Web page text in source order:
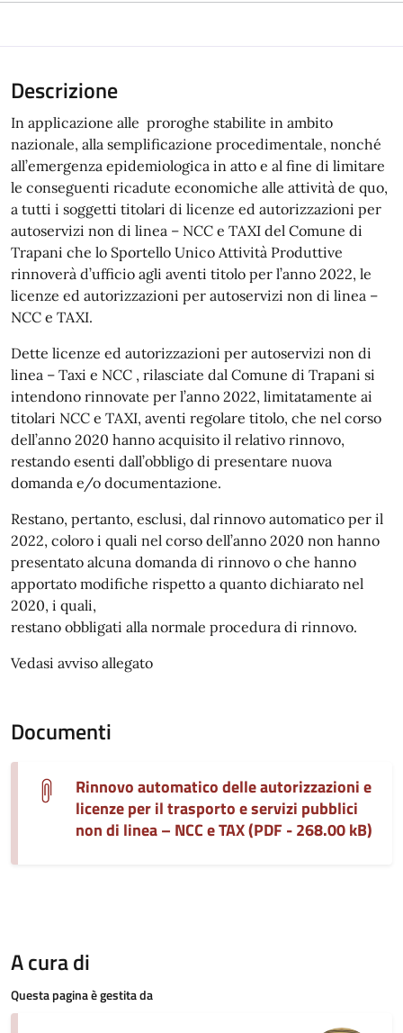
Descrizione
In applicazione alle proroghe stabilite in ambito
nazionale, alla semplificazione procedimentale, nonché
all’emergenza epidemiologica in atto e al fine di limitare
le conseguenti ricadute economiche alle attività de quo,
a tutti i soggetti titolari di licenze ed autorizzazioni per
autoservizi non di linea – NCC e TAXI del Comune di
Trapani che lo Sportello Unico Attività Produttive
rinnoverà d’ufficio agli aventi titolo per l’anno 2022, le
licenze ed autorizzazioni per autoservizi non di linea –
NCC e TAXI.
Dette licenze ed autorizzazioni per autoservizi non di
linea – Taxi e NCC , rilasciate dal Comune di Trapani si
intendono rinnovate per l’anno 2022, limitatamente ai
titolari NCC e TAXI, aventi regolare titolo, che nel corso
dell’anno 2020 hanno acquisito il relativo rinnovo,
restando esenti dall’obbligo di presentare nuova
domanda e/o documentazione.
Restano, pertanto, esclusi, dal rinnovo automatico per il
2022, coloro i quali nel corso dell’anno 2020 non hanno
presentato alcuna domanda di rinnovo o che hanno
apportato modifiche rispetto a quanto dichiarato nel
2020, i quali,
restano obbligati alla normale procedura di rinnovo.
Vedasi avviso allegato
Documenti
Rinnovo automatico delle autorizzazioni e
licenze per il trasporto e servizi pubblici
non di linea – NCC e TAX (PDF - 268.00 kB)
A cura di
Questa pagina è gestita da